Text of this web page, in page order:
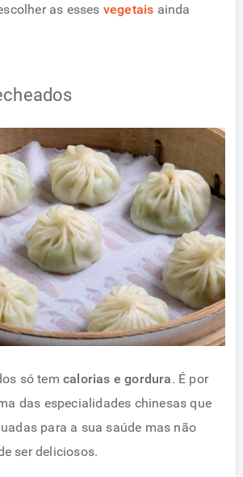
as esses vegetais ainda
só tem calorias e gordura. É por
das especialidades chinesas que
para a sua saúde mas não
ser deliciosos.